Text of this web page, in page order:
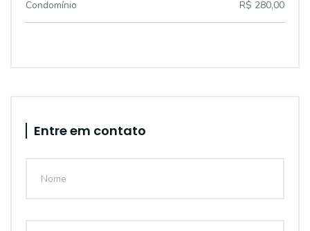
Condomínio R$ 280,00
Entre em contato